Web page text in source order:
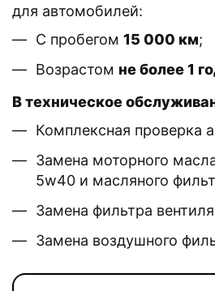
для автомобилей:
С пробегом 15 000 км;
Возрастом не более 1
В техническое
Комплексная проверка
Замена моторного
5w40 и масляного
Замена фильтра
Замена воздушного